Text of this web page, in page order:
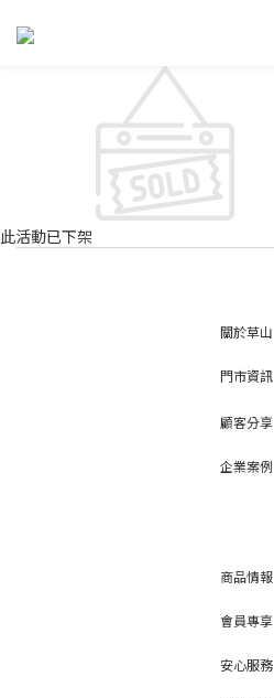
此活動已下架
關於草山
門市資訊
顧客分享
企業案例
商品情報
會員專享
安心服務